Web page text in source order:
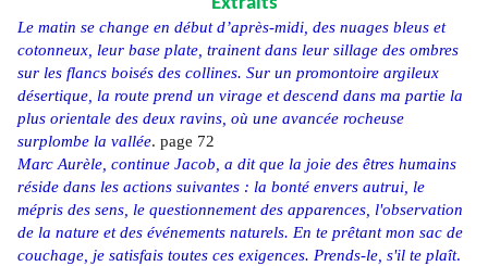
Le matin se change en début d’après-midi, des nuages bleus et
cotonneux, leur base plate, trainent dans leur sillage des ombres
sur les flancs boisés des collines. Sur un promontoire argileux
désertique, la route prend un virage et descend dans ma partie la
plus orientale des deux ravins, où une avancée rocheuse
surplombe la vallée. page 72
Marc Aurèle, continue Jacob, a dit que la joie des êtres humains
réside dans les actions suivantes : la bonté envers autrui, le
mépris des sens, le questionnement des apparences, l'observation
de la nature et des événements naturels. En te prêtant mon sac de
couchage, je satisfais toutes ces exigences. Prends-le, s'il te plaît.